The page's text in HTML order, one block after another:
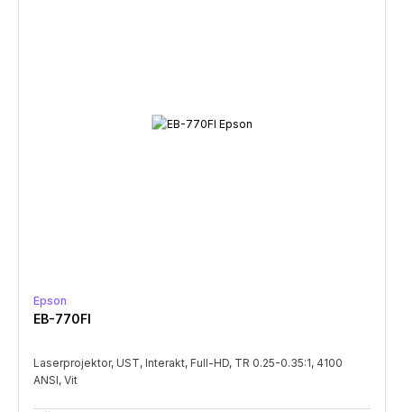
Epson
EB-770FI
Laserprojektor, UST, Interakt, Full-HD, TR 0.25-0.35:1, 4100
ANSI, Vit